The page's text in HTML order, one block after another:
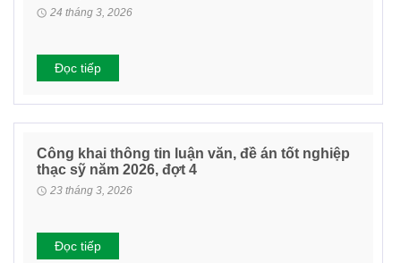
24 tháng 3, 2026
Đọc tiếp
Công khai thông tin luận văn, đề án tốt nghiệp
thạc sỹ năm 2026, đợt 4
23 tháng 3, 2026
Đọc tiếp